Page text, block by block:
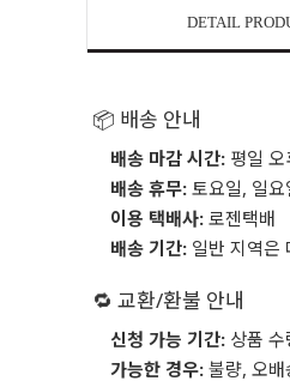
DETAIL
📦 배송 안내
배송 마감 시간: 평일
배송 휴무: 토요일, 일
이용 택배사: 로젠택배
배송 기간: 일반 지역은
🔁 교환/환불 안내
신청 가능 기간: 상품
가능한 경우: 불량, 오